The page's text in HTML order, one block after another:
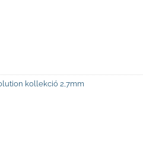
kollekció 2,7mm